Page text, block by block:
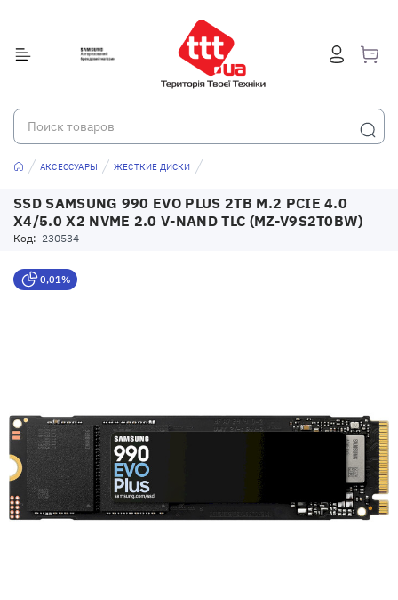
АКСЕССУАРЫ ЖЕСТКИЕ ДИСКИ
SSD SAMSUNG 990 EVO PLUS 2TB M.2 PCIE 4.0
X4/5.0 X2 NVME 2.0 V-NAND TLC (MZ-V9S2T0BW)
Код: 230534
0,01%